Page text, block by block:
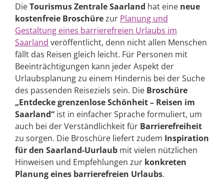
DieTourismus Zentrale Saarland hat eine neue
kostenfreie Broschürezur Planung und
Gestaltung eines barrierefreien Urlaubs im
Saarland veröffentlicht, denn nicht allen Menschen
fällt das Reisen gleich leicht. Für Personen mit
Beeinträchtigungen kann jeder Aspekt der
Urlaubsplanung zu einem Hindernis bei der Suche
des passenden Reiseziels sein. Die Broschüre
„Entdecke grenzenlose Schönheit – Reisen im
Saarland“ ist in einfacher Sprache formuliert, um
auch bei der Verständlichkeit für Barrierefreiheit
zu sorgen. Die Broschüre liefert zudem Inspiration
für den Saarland-Uurlaub mit vielen nützlichen
Hinweisen und Empfehlungen zur konkreten
Planung eines barrierefreien Urlaubs.